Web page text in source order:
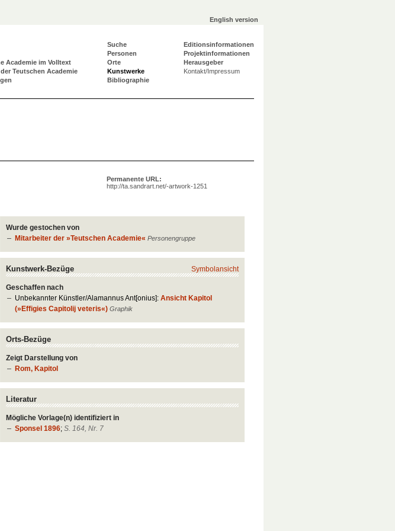
English version
Academie im Volltext
Teutschen Academie
Suche
Personen
Orte
Kunstwerke
Bibliographie
Editionsinformationen
Projektinformationen
Herausgeber
Kontakt/Impressum
Permanente URL:
http://ta.sandrart.net/-artwork-1251
Wurde gestochen von
Mitarbeiter der »Teutschen Academie« Personengruppe
Symbolansicht
Kunstwerk-Bezüge
Geschaffen nach
Unbekannter Künstler/Alamannus Ant[onius]:Ansicht Kapitol
(»Effigies Capitolij veteris«) Graphik
Orts-Bezüge
Zeigt Darstellung von
Rom, Kapitol
Literatur
Mögliche Vorlage(n) identifiziert in
Sponsel 1896;S. 164, Nr. 7